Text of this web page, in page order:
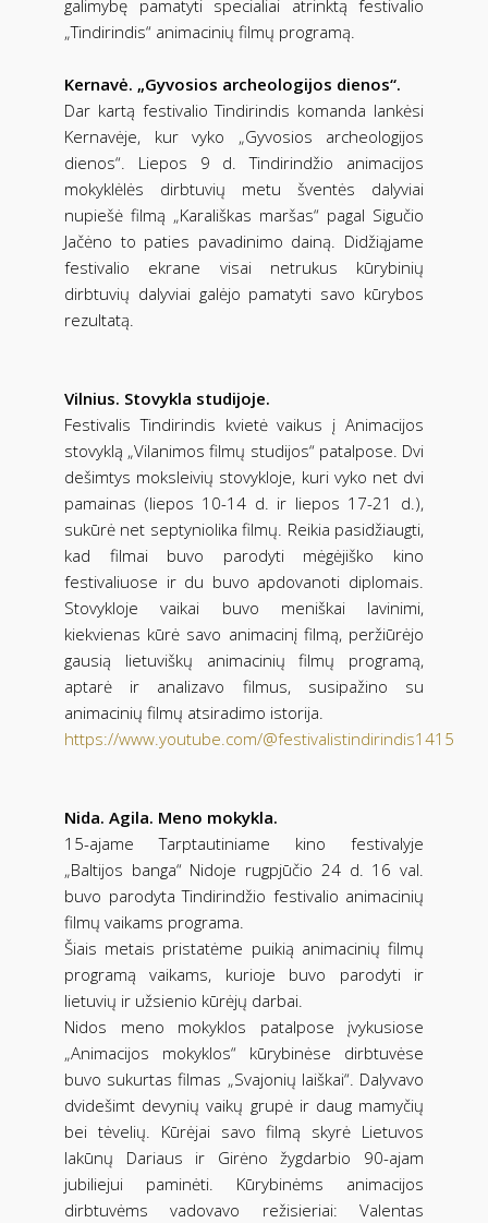
galimybę pamatyti specialiai atrinktą festivalio
„Tindirindis“ animacinių filmų programą.
Kernavė. „Gyvosios archeologijos dienos“.
Dar kartą festivalio Tindirindis komanda lankėsi
Kernavėje, kur vyko „Gyvosios archeologijos
dienos“. Liepos 9 d. Tindirindžio animacijos
mokyklėlės dirbtuvių metu šventės dalyviai
nupiešė filmą „Karališkas maršas“ pagal Sigučio
Jačėno to paties pavadinimo dainą. Didžiąjame
festivalio ekrane visai netrukus kūrybinių
dirbtuvių dalyviai galėjo pamatyti savo kūrybos
rezultatą.
Vilnius. Stovykla studijoje.
Festivalis Tindirindis kvietė vaikus į Animacijos
stovyklą „Vilanimos filmų studijos“ patalpose. Dvi
dešimtys moksleivių stovykloje, kuri vyko net dvi
pamainas (liepos 10-14 d. ir liepos 17-21 d.),
sukūrė net septyniolika filmų. Reikia pasidžiaugti,
kad filmai buvo parodyti mėgėjiško kino
festivaliuose ir du buvo apdovanoti diplomais.
Stovykloje vaikai buvo meniškai lavinimi,
kiekvienas kūrė savo animacinį filmą, peržiūrėjo
gausią lietuviškų animacinių filmų programą,
aptarė ir analizavo filmus, susipažino su
animacinių filmų atsiradimo istorija.
https://www.youtube.com/@festivalistindirindis1415
Nida. Agila. Meno mokykla.
15-ajame Tarptautiniame kino festivalyje
„Baltijos banga“ Nidoje rugpjūčio 24 d. 16 val.
buvo parodyta Tindirindžio festivalio animacinių
filmų vaikams programa.
Šiais metais pristatėme puikią animacinių filmų
programą vaikams, kurioje buvo parodyti ir
lietuvių ir užsienio kūrėjų darbai.
Nidos meno mokyklos patalpose įvykusiose
„Animacijos mokyklos“ kūrybinėse dirbtuvėse
buvo sukurtas filmas „Svajonių laiškai“. Dalyvavo
dvidešimt devynių vaikų grupė ir daug mamyčių
bei tėvelių. Kūrėjai savo filmą skyrė Lietuvos
lakūnų Dariaus ir Girėno žygdarbio 90-ajam
jubiliejui paminėti. Kūrybinėms animacijos
dirbtuvėms vadovavo režisieriai: Valentas